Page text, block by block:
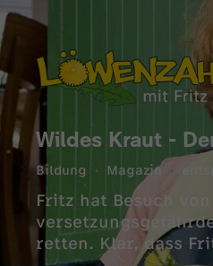
Wildes Kraut -
Bildung Magazin
Fritz hat Besuch
retten. Klar, dass